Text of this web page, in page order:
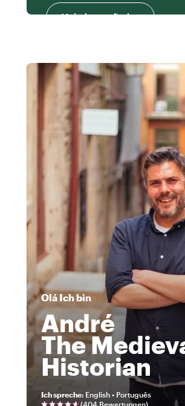
Mehr herausfinden
Olá Ich bin
André
The
Historian
Ich spreche: English • Português
(404 Bewertungen)